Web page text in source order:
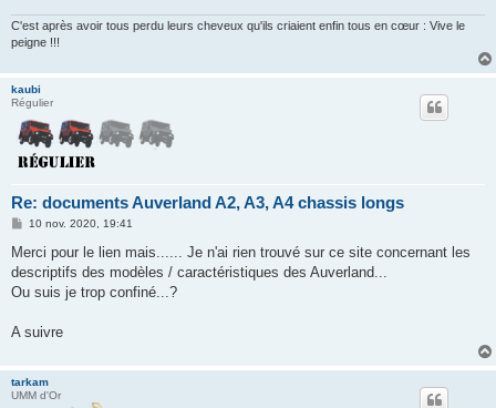
C'est après avoir tous perdu leurs cheveux qu'ils criaient enfin tous en cœur : Vive le
peigne !!!
kaubi
Régulier
Re: documents Auverland A2, A3, A4 chassis longs
M
s
a
g
10 nov. 2020, 19:41
Merci pour le lien mais...... Je n'ai rien trouvé sur ce site concernant les
descriptifs des modèles / caractéristiques des Auverland...
Ou suis je trop confiné...?
A suivre
tarkam
UMM d'Or